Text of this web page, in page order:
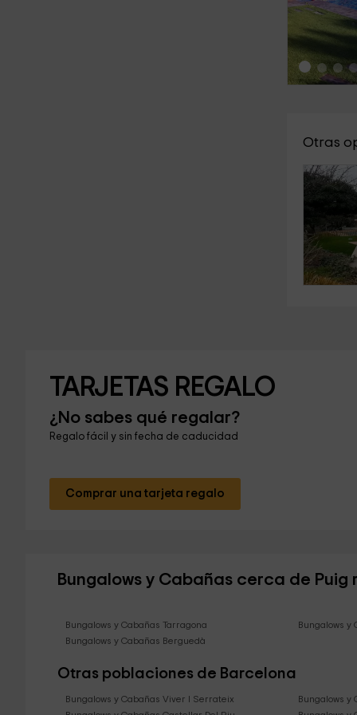
Otras
TARJETAS REGALO
¿No sabes qué regalar?
Regalo fácil y sin fecha de caducidad
Comprar una tarjeta regalo
Bungalows y Cabañas cerca de Puig
Bungalows y Cabañas Tarragona
Bungalows y
Bungalows y Cabañas Berguedà
Otras poblaciones de Barcelona
Bungalows y Cabañas Viver I Serrateix
Bungalows y